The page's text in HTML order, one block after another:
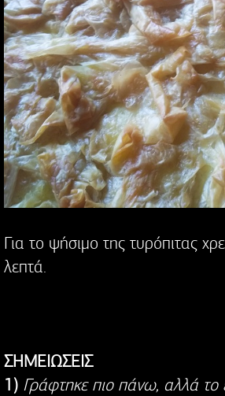
Για το ψήσιμο της τυρόπιτας
λεπτά.
ΣΗΜΕΙΩΣΕΙΣ
1) Γράφτηκε πιο πάνω, αλλά